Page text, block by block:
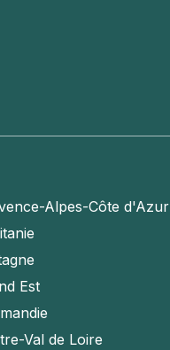
Alpes-Côte d'Azur
Est
Val de Loire